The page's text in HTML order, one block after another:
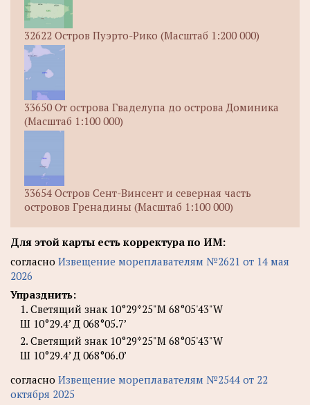
32622 Остров Пуэрто-Рико (Масштаб 1:200 000)
33650 От острова Гваделупа до острова Доминика
(Масштаб 1:100 000)
33654 Остров Сент-Винсент и северная часть
островов Гренадины (Масштаб 1:100 000)
Для этой карты есть корректура по ИМ:
согласно Извещение мореплавателям №2621 от 14 мая
2026
Упразднить:
1. Светящий знак 10°29*25"М 68°05'43"W
Ш 10°29.4’ Д 068°05.7’
2. Светящий знак 10°29*25"М 68°05'43"W
Ш 10°29.4’ Д 068°06.0’
согласно Извещение мореплавателям №2544 от 22
октября 2025